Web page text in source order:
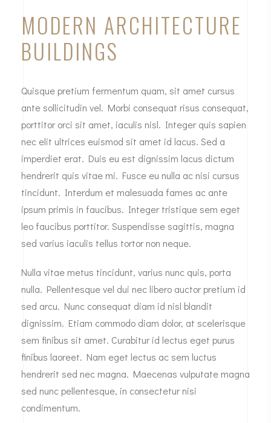
MODERN ARCHITECTURE
BUILDINGS
Quisque pretium fermentum quam, sit amet cursus
ante sollicitudin vel. Morbi consequat risus consequat,
porttitor orci sit amet, iaculis nisl. Integer quis sapien
nec elit ultrices euismod sit amet id lacus. Sed a
imperdiet erat. Duis eu est dignissim lacus dictum
hendrerit quis vitae mi. Fusce eu nulla ac nisi cursus
tincidunt. Interdum et malesuada fames ac ante
ipsum primis in faucibus. Integer tristique sem eget
leo faucibus porttitor. Suspendisse sagittis, magna
sed varius iaculis tellus tortor non neque.
Nulla vitae metus tincidunt, varius nunc quis, porta
nulla. Pellentesque vel dui nec libero auctor pretium id
sed arcu. Nunc consequat diam id nisl blandit
dignissim. Etiam commodo diam dolor, at scelerisque
sem finibus sit amet. Curabitur id lectus eget purus
finibus laoreet. Nam eget lectus ac sem luctus
hendrerit sed nec magna. Maecenas vulputate magna
sed nunc pellentesque, in consectetur nisi
condimentum.